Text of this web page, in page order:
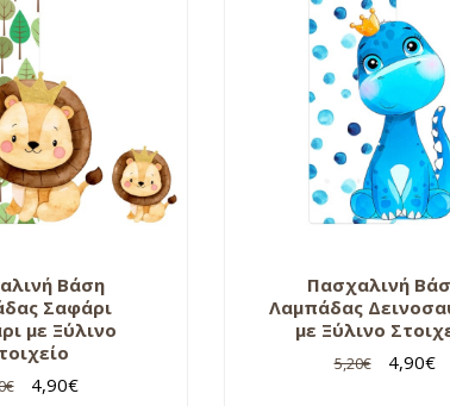
Βάση
Σαφάρι
με Ξύλινο
€ 4,90€
Πασχαλινή
Λαμπάδας
με Ξύλινο
5,20€ 4,90€